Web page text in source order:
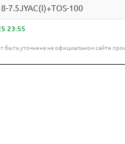
7.5JYAC(I)+TOS-100
23:55
уточнена на официальном сайте